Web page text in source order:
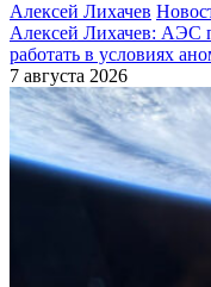
Алексей Лихачев
Алексей Лихачев: АЭС
работать в условиях
7 августа 2026